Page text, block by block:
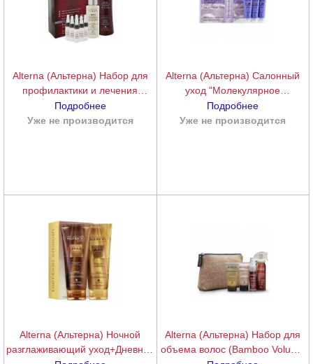
Alterna (Альтерна) Набор для
профилактики и лечения
выпадения волос (Caviar Clinical
3-Part System), 3 средства
подробнее
Подробнее
Уже не производится
Alterna (Альтерна) Салонный
уход "Молекулярное
восстановление волос" (Caviar
Repair | Reconsrtructionподробнее
Подробнее
Уже не производится
Alterna (Альтерна) Ночной
разглаживающий уход+Дневной
Alterna (Альтерна) Набор для
объема волос (Bamboo Volume